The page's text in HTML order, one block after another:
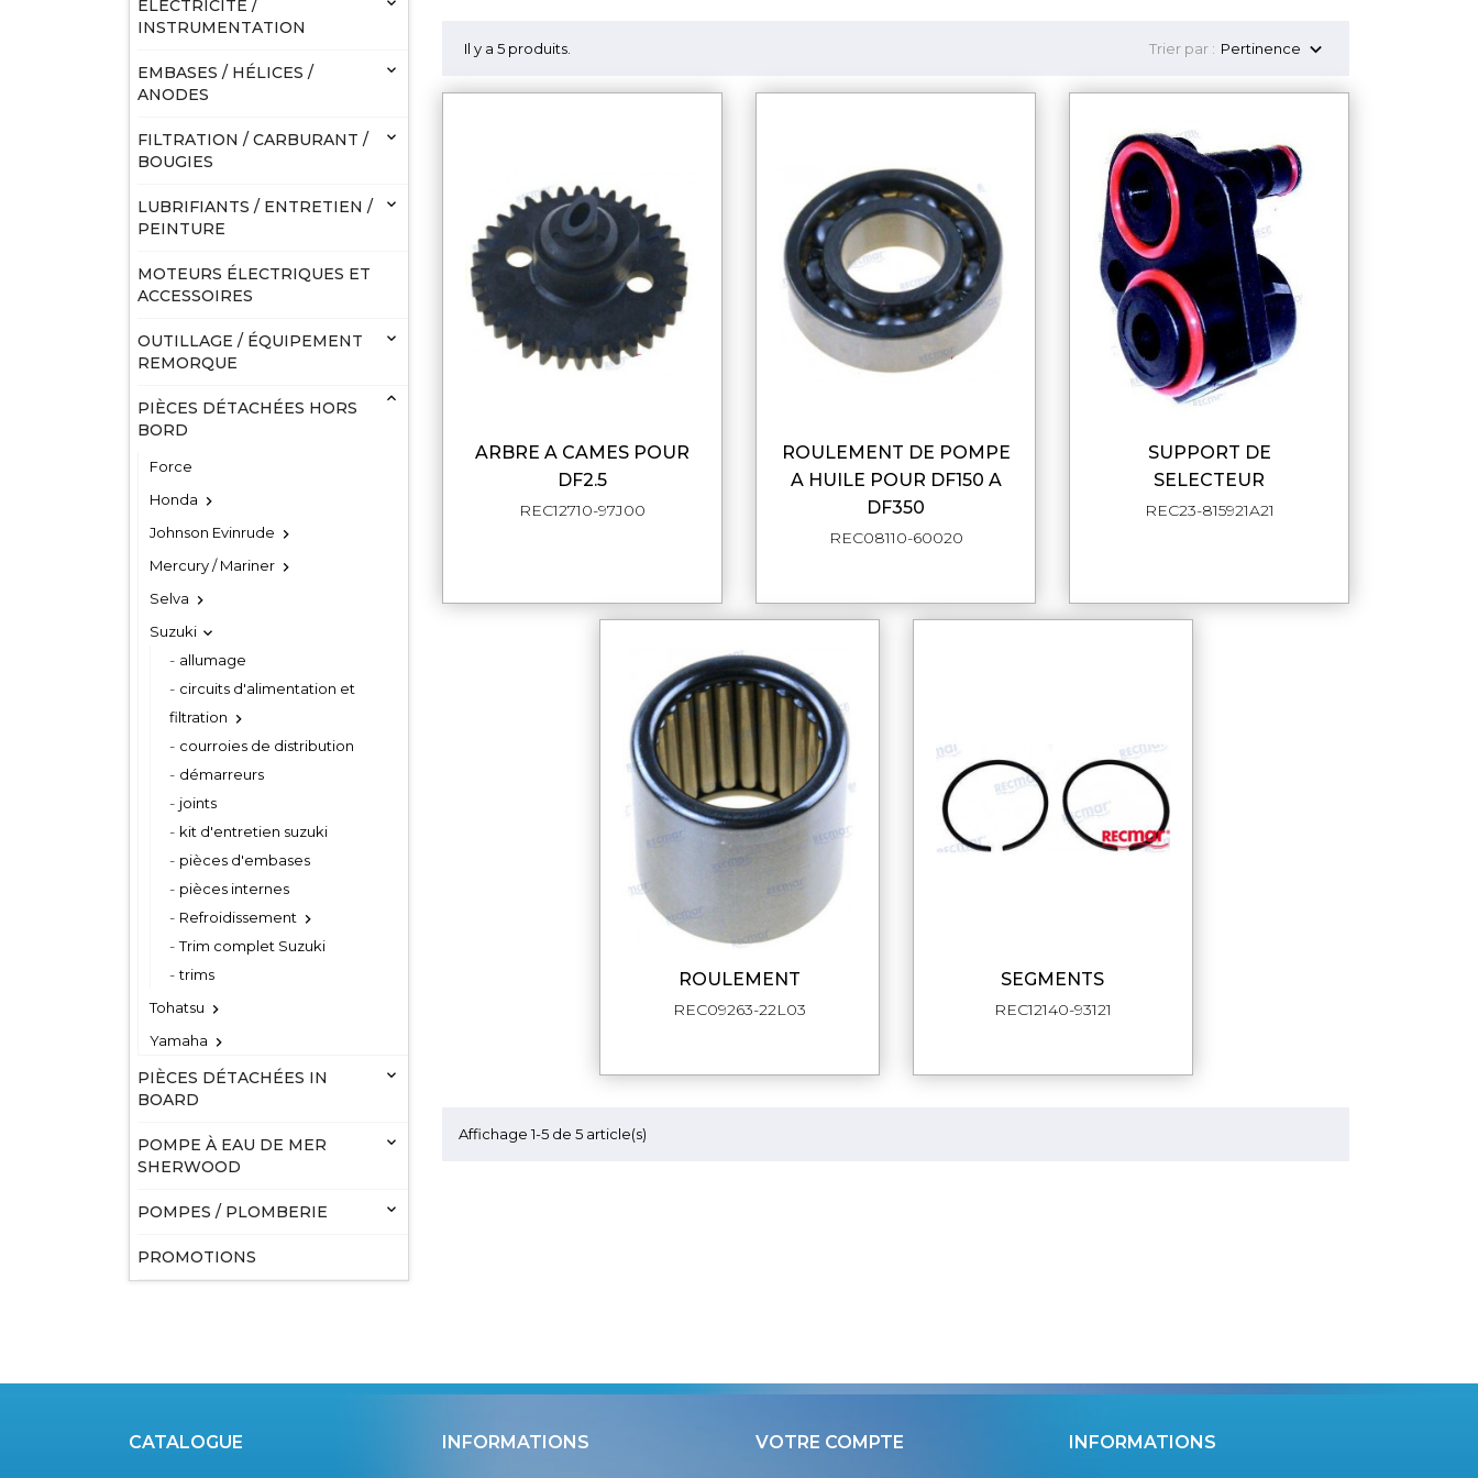
ELECTRICITÉ /
INSTRUMENTATION
EMBASES / HÉLICES /
ANODES

FILTRATION / CARBURANT /
BOUGIES

LUBRIFIANTS / ENTRETIEN /
PEINTURE

MOTEURS ÉLECTRIQUES ET
ACCESSOIRES
OUTILLAGE / ÉQUIPEMENT
REMORQUE

PIÈCES DÉTACHÉES HORS
BORD

Force
Honda 
Johnson Evinrude 
Mercury / Mariner 
Selva 
Suzuki 
allumage
circuits d'alimentation et
filtration 
courroies de distribution
démarreurs
joints
kit d'entretien suzuki
pièces d'embases
pièces internes
Refroidissement 
Trim complet Suzuki
trims
Tohatsu 
Yamaha 
PIÈCES DÉTACHÉES IN
BOARD

POMPE À EAU DE MER
SHERWOOD

POMPES / PLOMBERIE 
PROMOTIONS
Il y a 5 produits. Trier par : Pertinence 
APERÇU RAPIDE
ARBRE A CAMES POUR
DF2.5
REC12710-97J00
APERÇU RAPIDE
ROULEMENT DE POMPE
A HUILE POUR DF150 A
DF350
REC08110-60020
APERÇU RAPIDE
SUPPORT DE
SELECTEUR
REC23-815921A21
APERÇU RAPIDE
ROULEMENT
REC09263-22L03
APERÇU RAPIDE
SEGMENTS
REC12140-93121
Affichage 1-5 de 5 article(s)
CATALOGUE INFORMATIONS VOTRE COMPTE INFORMATIONS